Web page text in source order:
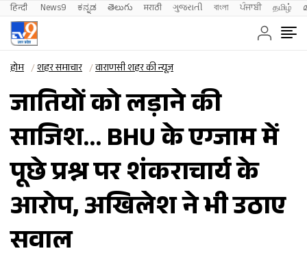
हिन्दी News9 ಕನ್ನಡ తెలుగు मराठी ગુજરાતી বাংলা ਪੰਜਾਬੀ தமிழ்
होम शहर समाचार वाराणसी शहर की न्यूज़
जातियों को लड़ाने की
साजिश… BHU के एग्जाम में
पूछे प्रश्न पर शंकराचार्य के
आरोप, अखिलेश ने भी उठाए
सवाल